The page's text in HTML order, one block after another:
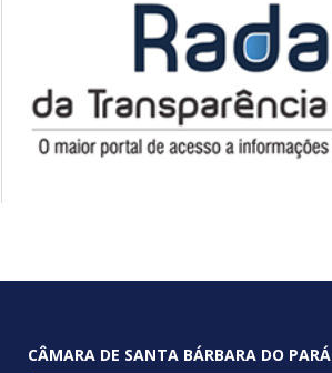
CÂMARA DE SANTA BÁRBARA DO PARÁ